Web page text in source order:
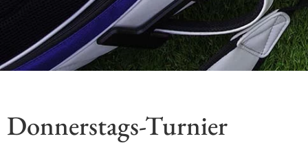
Donnerstags-Turnier